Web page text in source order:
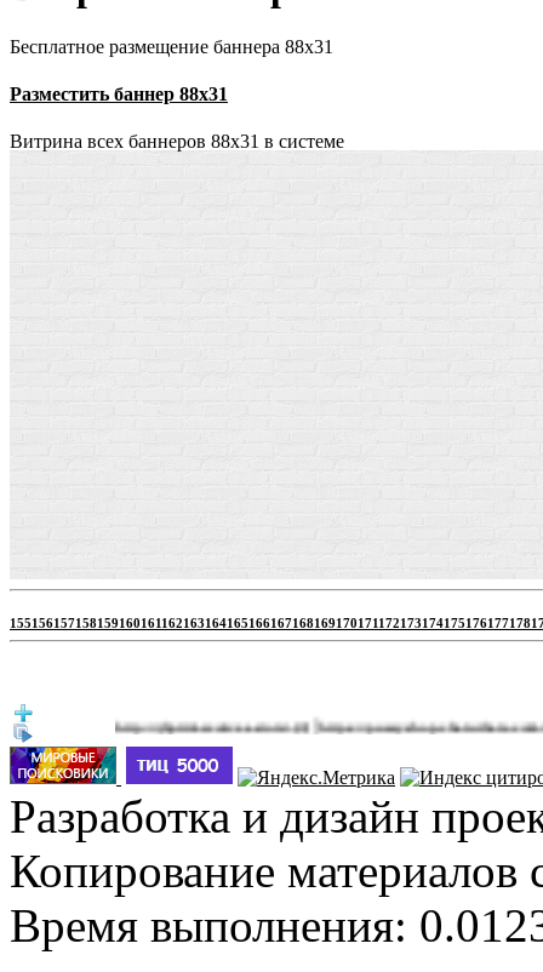
Бесплатное размещение баннера 88х31
Разместить баннер 88х31
Витрина всех баннеров 88x31 в системе
155156157158159160161162163164165166167168169170171172173174175176177178
http://jbprimecurves.store/(3)|https://pussyshop.chaturbate.com/male-
Разработка и дизайн
Копирование материалов
Время выполнения: